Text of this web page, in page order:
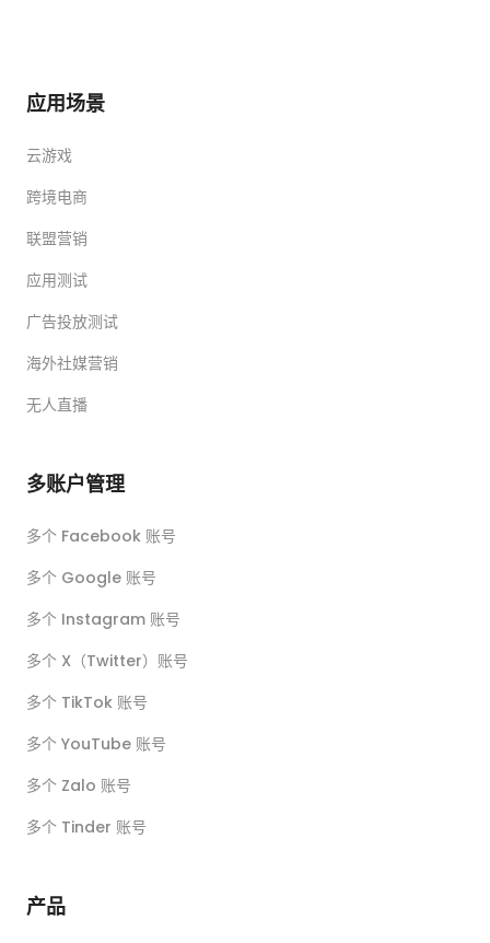
应用场景
云游戏
跨境电商
联盟营销
应用测试
广告投放测试
海外社媒营销
无人直播
多账户管理
多个 Facebook 账号
多个 Google 账号
多个 Instagram 账号
多个 X（Twitter）账号
多个 TikTok 账号
多个 YouTube 账号
多个 Zalo 账号
多个 Tinder 账号
产品